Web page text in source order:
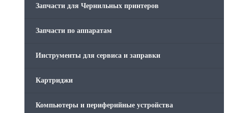
Запчасти для Чернильных принтеров
Запчасти по аппаратам
Инструменты для сервиса и заправки
Картриджи
Компьютеры и периферийные устройства